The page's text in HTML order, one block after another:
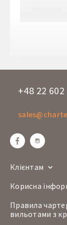
Час вильоту
Авіакомпанія
+48 22 602
Клієнтам
Корисна
Правила
вильотами з